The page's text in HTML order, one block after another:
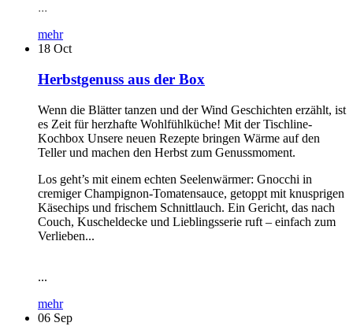
...
mehr
18 Oct
Herbstgenuss aus der Box
Wenn die Blätter tanzen und der Wind Geschichten erzählt, ist
es Zeit für herzhafte Wohlfühlküche! Mit der Tischline-
Kochbox Unsere neuen Rezepte bringen Wärme auf den
Teller und machen den Herbst zum Genussmoment.
Los geht’s mit einem echten Seelenwärmer: Gnocchi in
cremiger Champignon-Tomatensauce, getoppt mit knusprigen
Käsechips und frischem Schnittlauch. Ein Gericht, das nach
Couch, Kuscheldecke und Lieblingsserie ruft – einfach zum
Verlieben...
...
mehr
06 Sep